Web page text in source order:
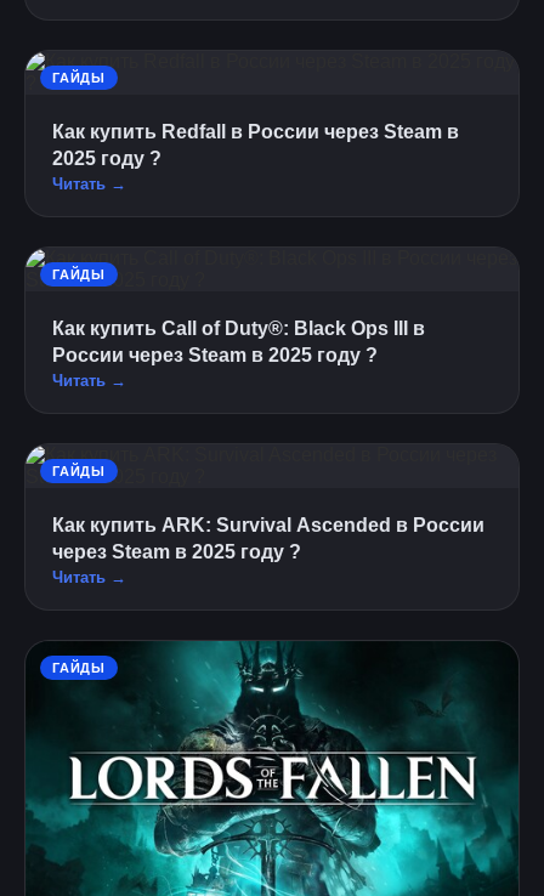
ГАЙДЫ
Как купить Redfall в России через Steam в
2025 году ?
Читать →
ГАЙДЫ
Как купить Call of Duty®: Black Ops III в
России через Steam в 2025 году ?
Читать →
ГАЙДЫ
Как купить ARK: Survival Ascended в России
через Steam в 2025 году ?
Читать →
ГАЙДЫ